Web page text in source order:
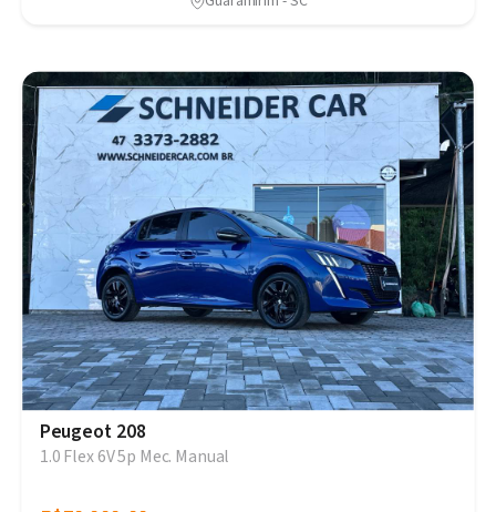
Peugeot 208
1.0 Flex 6V 5p Mec. Manual